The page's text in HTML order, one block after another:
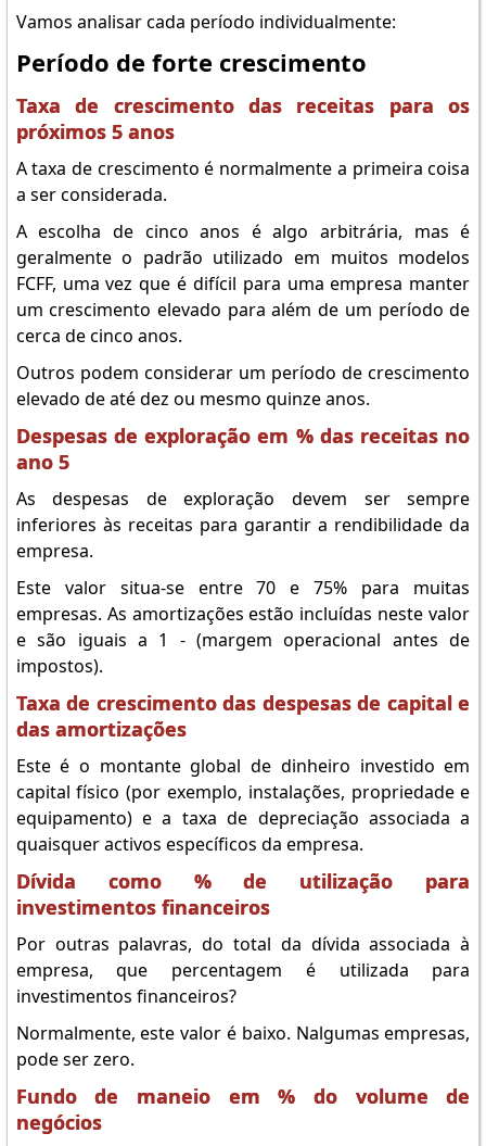
Vamos analisar cada período individualmente:
Período de forte crescimento
Taxa de crescimento das receitas para os
próximos 5 anos
A taxa de crescimento é normalmente a primeira coisa
a ser considerada.
A escolha de cinco anos é algo arbitrária, mas é
geralmente o padrão utilizado em muitos modelos
FCFF, uma vez que é difícil para uma empresa manter
um crescimento elevado para além de um período de
cerca de cinco anos.
Outros podem considerar um período de crescimento
elevado de até dez ou mesmo quinze anos.
Despesas de exploração em % das receitas no
ano 5
As despesas de exploração devem ser sempre
inferiores às receitas para garantir a rendibilidade da
empresa.
Este valor situa-se entre 70 e 75% para muitas
empresas. As amortizações estão incluídas neste valor
e são iguais a 1 - (margem operacional antes de
impostos).
Taxa de crescimento das despesas de capital e
das amortizações
Este é o montante global de dinheiro investido em
capital físico (por exemplo, instalações, propriedade e
equipamento) e a taxa de depreciação associada a
quaisquer activos específicos da empresa.
Dívida como % de utilização para
investimentos financeiros
Por outras palavras, do total da dívida associada à
empresa, que percentagem é utilizada para
investimentos financeiros?
Normalmente, este valor é baixo. Nalgumas empresas,
pode ser zero.
Fundo de maneio em % do volume de
negócios